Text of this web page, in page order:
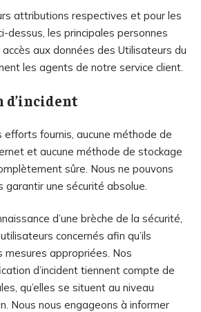
attributions respectives et pour les
dessus, les principales personnes
aux données des Utilisateurs du
les agents de notre service client.
d’incident
efforts fournis, aucune méthode de
et aucune méthode de stockage
sûre. Nous ne pouvons
garantir une sécurité absolue.
d’une brèche de la sécurité,
concernés afin qu’ils
mesures appropriées. Nos
d’incident tiennent compte de
qu’elles se situent au niveau
Nous nous engageons à informer